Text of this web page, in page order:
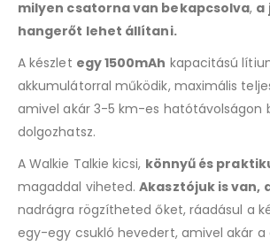
milyen csatorna van bekapcsolva, a
hangerőt lehet állítani.
A készlet egy 1500mAh kapacitású
akkumulátorral működik, maximális
amivel akár 3-5 km-es hatótávolságon
dolgozhatsz.
A Walkie Talkie kicsi, könnyű és
magaddal viheted.Akasztójuk is van,
nadrágra rögzítheted őket, ráadásul a
egy-egy csukló hevedert, amivel akár a